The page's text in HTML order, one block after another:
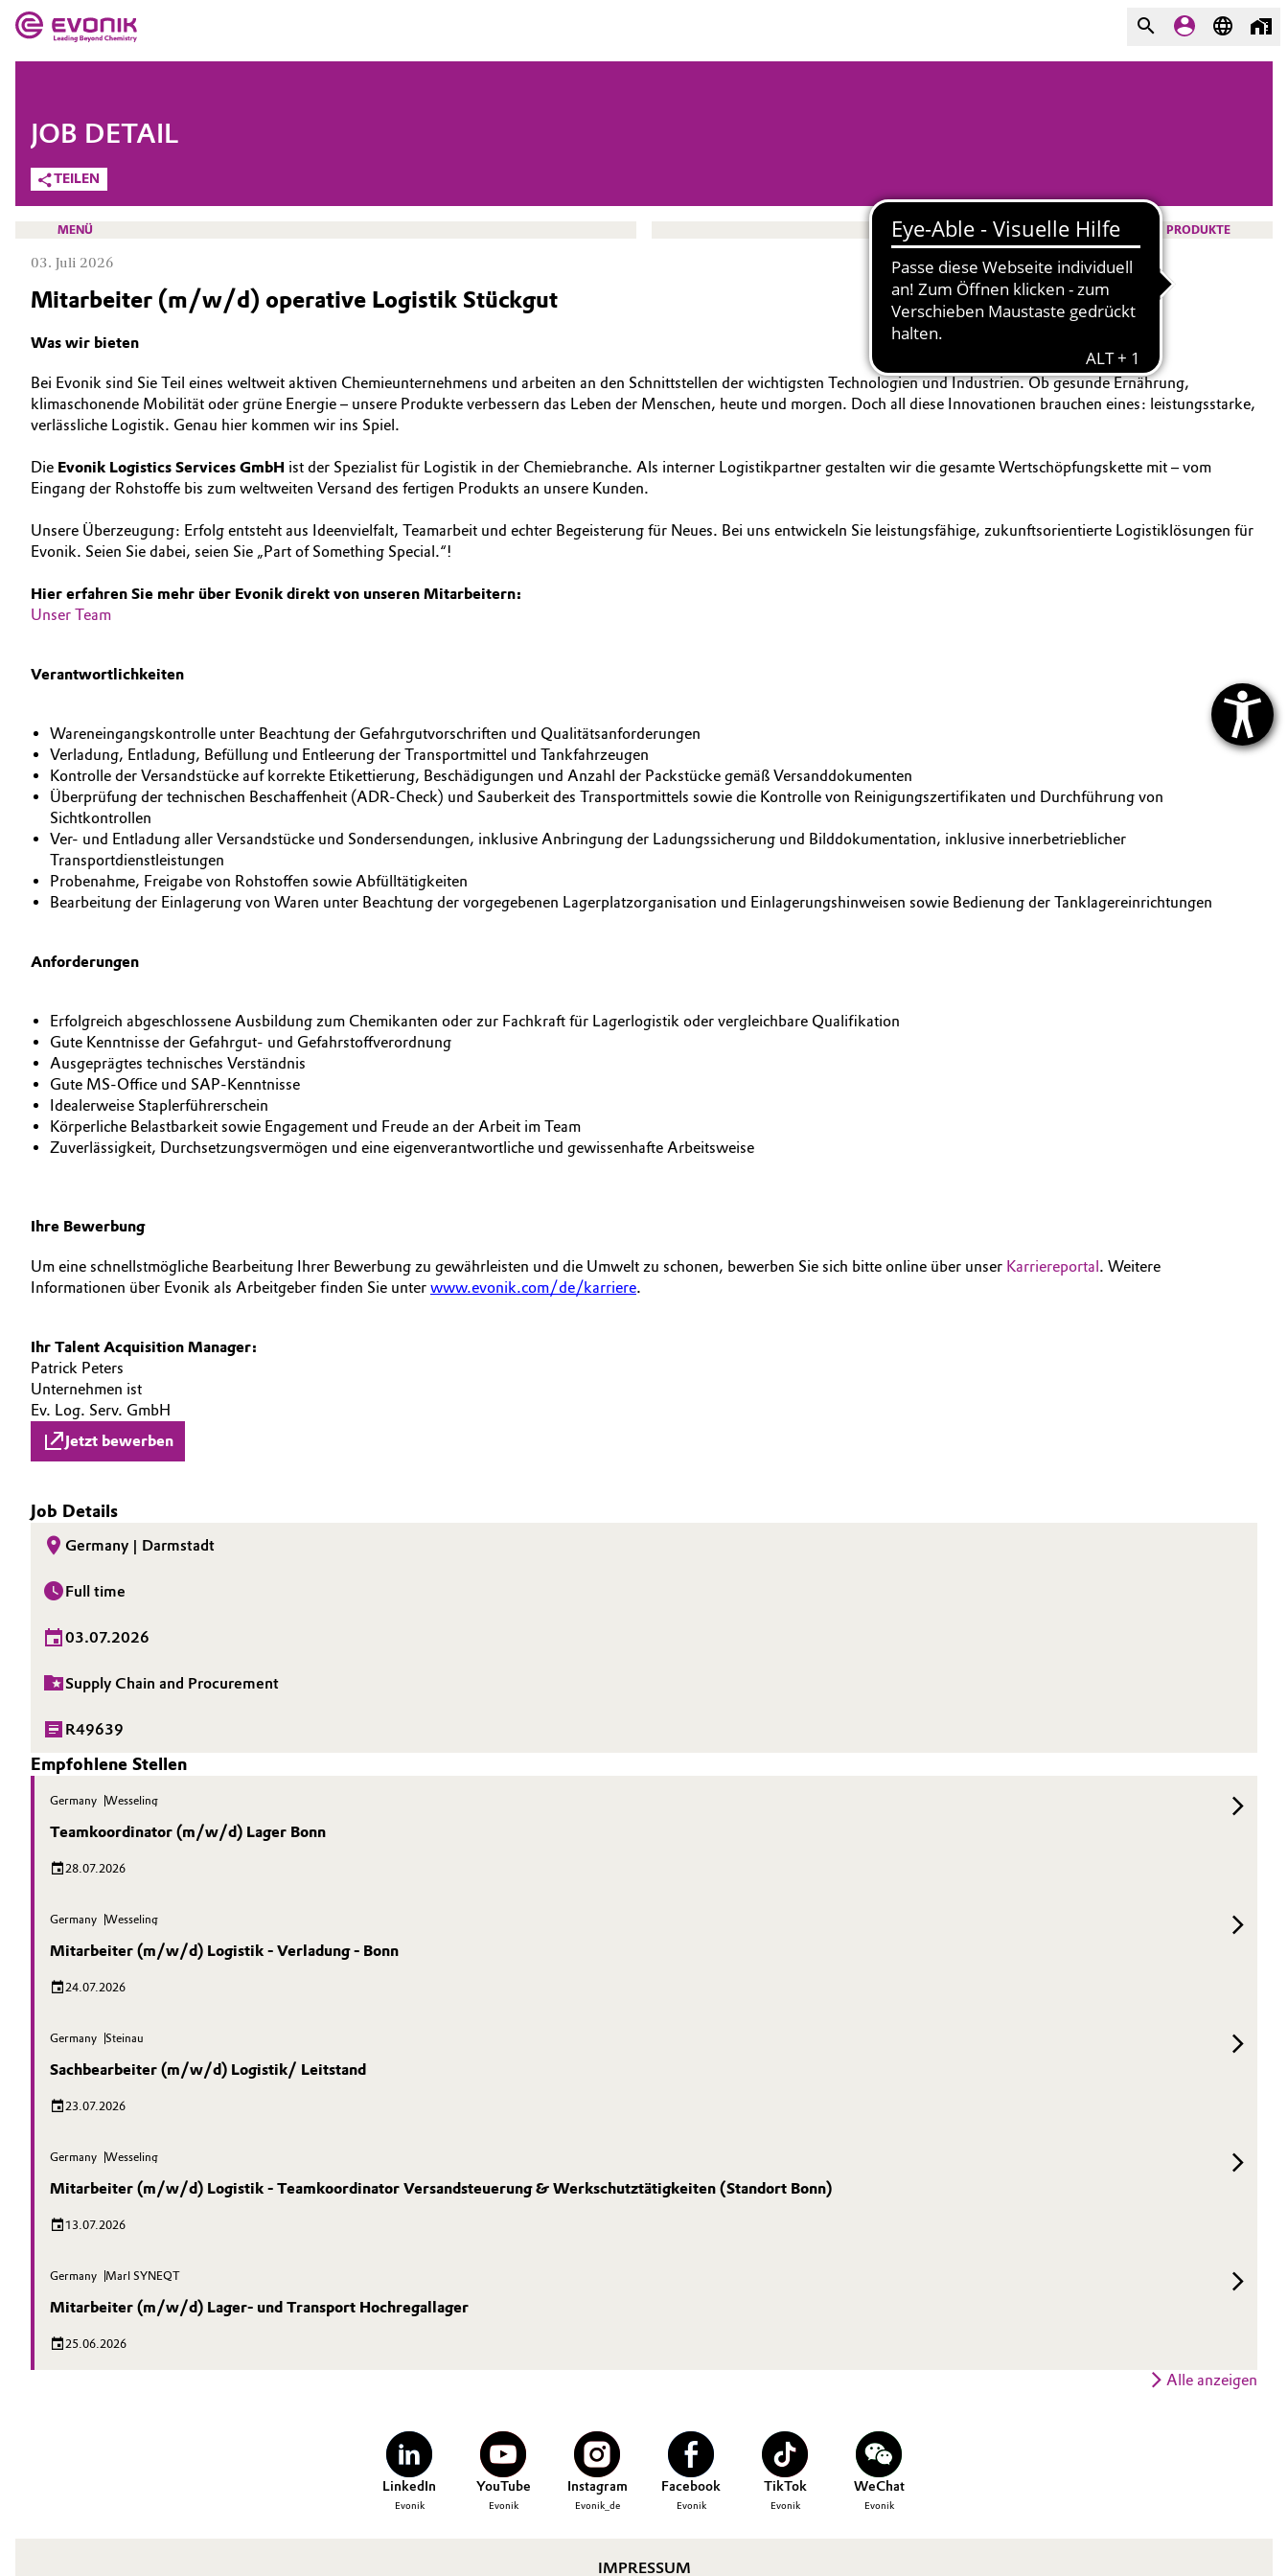
Market
Additive Manufacturing
Adhesives & Sealants
Animal Nutrition & Health
Automotive & Transportation
Building, Construction & Infrastructure
Catalysts
Coatings, Paints & Printing
Composites
Consumer Goods & Lifestyle
Electronics & Telecommunications
Green Hydrogen
Home Care & Cleaning
Industrial Manufacturing & Machinery
Medical Devices
Metals & Mining
Personal Care & Beauty
Pharma & Biopharma
Plastics & Rubber
Pulp, Paper & Packaging
Textiles, Leather & Nonwovens
Evonik - Leading Beyond Chemistry
Was uns antreibt
Über Evonik
We go beyond
Innovation
Purpose
BVB Partnerschaft
Geschichte
Struktur & Organisation
Vorstand
Struktur
ESHQ
Einkauf
Governance & Compliance
Allgemeine Verkaufs- und Lieferbedingungen (AVB)
Business Lines
Investor Relations
Medien
UNTERNEHMEN
TEILEN
JOB DETAIL
MENÜ PRODUKTE
MÖGLICHKEITEN
WARUM EVONIK
BEWERBUNG
03. Juli 2026
Mitarbeiter (m/w/d) operative Logistik Stückgut
Was wir bieten
Bei Evonik sind Sie Teil eines weltweit aktiven Chemieunternehmens und arbeiten an den Schnittstellen der wichtigsten Technologien und Industrien. Ob gesunde Ernährung,
klimaschonende Mobilität oder grüne Energie – unsere Produkte verbessern das Leben der Menschen, heute und morgen. Doch all diese Innovationen brauchen eines: leistungsstarke,
verlässliche Logistik. Genau hier kommen wir ins Spiel.
Die Evonik Logistics Services GmbH ist der Spezialist für Logistik in der Chemiebranche. Als interner Logistikpartner gestalten wir die gesamte Wertschöpfungskette mit – vom
Eingang der Rohstoffe bis zum weltweiten Versand des fertigen Produkts an unsere Kunden.
Unsere Überzeugung: Erfolg entsteht aus Ideenvielfalt, Teamarbeit und echter Begeisterung für Neues. Bei uns entwickeln Sie leistungsfähige, zukunftsorientierte Logistiklösungen für
Evonik. Seien Sie dabei, seien Sie „Part of Something Special.“!
Hier erfahren Sie mehr über Evonik direkt von unseren Mitarbeitern:
Unser Team
Verantwortlichkeiten
Wareneingangskontrolle unter Beachtung der Gefahrgutvorschriften und Qualitätsanforderungen
Verladung, Entladung, Befüllung und Entleerung der Transportmittel und Tankfahrzeugen
Kontrolle der Versandstücke auf korrekte Etikettierung, Beschädigungen und Anzahl der Packstücke gemäß Versanddokumenten
Überprüfung der technischen Beschaffenheit (ADR-Check) und Sauberkeit des Transportmittels sowie die Kontrolle von Reinigungszertifikaten und Durchführung von
Sichtkontrollen
Ver- und Entladung aller Versandstücke und Sondersendungen, inklusive Anbringung der Ladungssicherung und Bilddokumentation, inklusive innerbetrieblicher
Transportdienstleistungen
Probenahme, Freigabe von Rohstoffen sowie Abfülltätigkeiten
Bearbeitung der Einlagerung von Waren unter Beachtung der vorgegebenen Lagerplatzorganisation und Einlagerungshinweisen sowie Bedienung der Tanklagereinrichtungen
Anforderungen
Erfolgreich abgeschlossene Ausbildung zum Chemikanten oder zur Fachkraft für Lagerlogistik oder vergleichbare Qualifikation
Gute Kenntnisse der Gefahrgut- und Gefahrstoffverordnung
Ausgeprägtes technisches Verständnis
Gute MS-Office und SAP-Kenntnisse
Idealerweise Staplerführerschein
Körperliche Belastbarkeit sowie Engagement und Freude an der Arbeit im Team
Zuverlässigkeit, Durchsetzungsvermögen und eine eigenverantwortliche und gewissenhafte Arbeitsweise
Ihre Bewerbung
Um eine schnellstmögliche Bearbeitung Ihrer Bewerbung zu gewährleisten und die Umwelt zu schonen, bewerben Sie sich bitte online über unser Karriereportal. Weitere
Informationen über Evonik als Arbeitgeber finden Sie unter www.evonik.com/de/karriere.
Ihr Talent Acquisition Manager:
Patrick Peters
Unternehmen ist
Ev. Log. Serv. GmbH
Jetzt bewerben
Job Details
Germany | Darmstadt
Full time
03.07.2026
Supply Chain and Procurement
R49639
Empfohlene Stellen
Germany Wesseling
Teamkoordinator (m/w/d) Lager Bonn
28.07.2026
Germany Wesseling
Mitarbeiter (m/w/d) Logistik - Verladung - Bonn
24.07.2026
Germany Steinau
Sachbearbeiter (m/w/d) Logistik/ Leitstand
23.07.2026
Germany Wesseling
Mitarbeiter (m/w/d) Logistik - Teamkoordinator Versandsteuerung & Werkschutztätigkeiten (Standort Bonn)
13.07.2026
Germany Marl SYNEQT
Mitarbeiter (m/w/d) Lager- und Transport Hochregallager
25.06.2026
Alle anzeigen
LinkedIn
Evonik
YouTube
Evonik
Instagram
Evonik_de
Facebook
Evonik
TikTok
Evonik
WeChat
Evonik
IMPRESSUM